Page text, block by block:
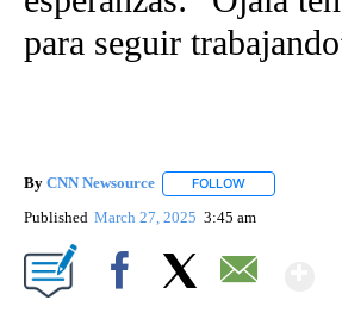
para seguir
By CNN Newsource FOLLOW
Published March 27, 2025 3:45 am